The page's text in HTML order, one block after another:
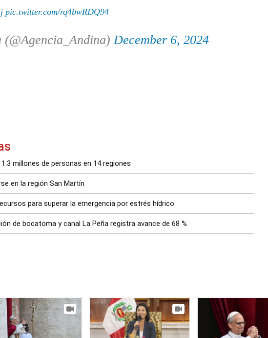
pic.twitter.com/rq4bwRDQ94
December 6, 2024
millones de personas en 14 regiones
en la región San Martín
para superar la emergencia por estrés hídrico
de bocatoma y canal La Peña registra avance de 68 %